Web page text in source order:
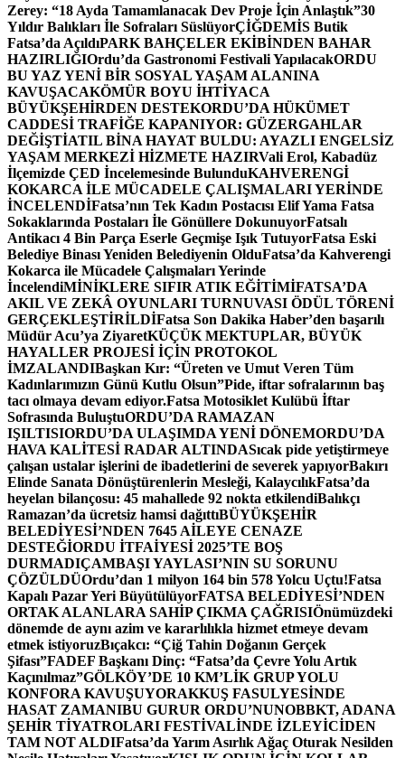
Zerey: “18 Ayda Tamamlanacak Dev Proje İçin Anlaştık”30
Yıldır Balıkları İle Sofraları SüslüyorÇİĞDEMİS Butik
Fatsa’da AçıldıPARK BAHÇELER EKİBİNDEN BAHAR
HAZIRLIĞIOrdu’da Gastronomi Festivali YapılacakORDU
BU YAZ YENİ BİR SOSYAL YAŞAM ALANINA
KAVUŞACAKÖMÜR BOYU İHTİYACA
BÜYÜKŞEHİRDEN DESTEKORDU’DA HÜKÜMET
CADDESİ TRAFİĞE KAPANIYOR: GÜZERGAHLAR
DEĞİŞTİATIL BİNA HAYAT BULDU: AYAZLI ENGELSİZ
YAŞAM MERKEZİ HİZMETE HAZIRVali Erol, Kabadüz
İlçemizde ÇED İncelemesinde BulunduKAHVERENGİ
KOKARCA İLE MÜCADELE ÇALIŞMALARI YERİNDE
İNCELENDİFatsa’nın Tek Kadın Postacısı Elif Yama Fatsa
Sokaklarında Postaları İle Gönüllere DokunuyorFatsalı
Antikacı 4 Bin Parça Eserle Geçmişe Işık TutuyorFatsa Eski
Belediye Binası Yeniden Belediyenin OlduFatsa’da Kahverengi
Kokarca ile Mücadele Çalışmaları Yerinde
İncelendiMİNİKLERE SIFIR ATIK EĞİTİMİFATSA’DA
AKIL VE ZEKÂ OYUNLARI TURNUVASI ÖDÜL TÖRENİ
GERÇEKLEŞTİRİLDİFatsa Son Dakika Haber’den başarılı
Müdür Acu’ya ZiyaretKÜÇÜK MEKTUPLAR, BÜYÜK
HAYALLER PROJESİ İÇİN PROTOKOL
İMZALANDIBaşkan Kır: “Üreten ve Umut Veren Tüm
Kadınlarımızın Günü Kutlu Olsun”Pide, iftar sofralarının baş
tacı olmaya devam ediyor.Fatsa Motosiklet Kulübü İftar
Sofrasında BuluştuORDU’DA RAMAZAN
IŞILTISIORDU’DA ULAŞIMDA YENİ DÖNEMORDU’DA
HAVA KALİTESİ RADAR ALTINDASıcak pide yetiştirmeye
çalışan ustalar işlerini de ibadetlerini de severek yapıyorBakırı
Elinde Sanata Dönüştürenlerin Mesleği, KalaycılıkFatsa’da
heyelan bilançosu: 45 mahallede 92 nokta etkilendiBalıkçı
Ramazan’da ücretsiz hamsi dağıttıBÜYÜKŞEHİR
BELEDİYESİ’NDEN 7645 AİLEYE CENAZE
DESTEĞİORDU İTFAİYESİ 2025’TE BOŞ
DURMADIÇAMBAŞI YAYLASI’NIN SU SORUNU
ÇÖZÜLDÜOrdu’dan 1 milyon 164 bin 578 Yolcu Uçtu!Fatsa
Kapalı Pazar Yeri BüyütülüyorFATSA BELEDİYESİ’NDEN
ORTAK ALANLARA SAHİP ÇIKMA ÇAĞRISIÖnümüzdeki
dönemde de aynı azim ve kararlılıkla hizmet etmeye devam
etmek istiyoruzBıçakcı: “Çiğ Tahin Doğanın Gerçek
Şifası”FADEF Başkanı Dinç: “Fatsa’da Çevre Yolu Artık
Kaçınılmaz”GÖLKÖY’DE 10 KM’LİK GRUP YOLU
KONFORA KAVUŞUYORAKKUŞ FASULYESİNDE
HASAT ZAMANIBU GURUR ORDU’NUNOBBKT, ADANA
ŞEHİR TİYATROLARI FESTİVALİNDE İZLEYİCİDEN
TAM NOT ALDIFatsa’da Yarım Asırlık Ağaç Oturak Nesilden